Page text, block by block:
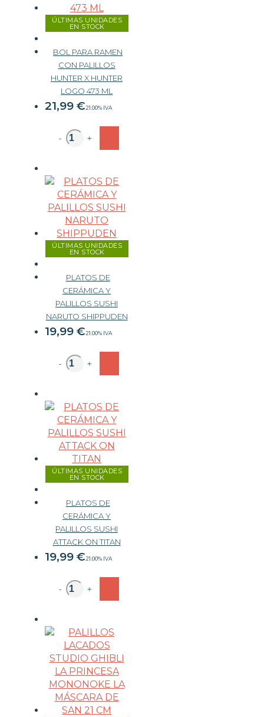
ÚLTIMAS UNIDADES
EN STOCK
BOL PARA RAMEN
CON PALILLOS
HUNTER X HUNTER
LOGO 473 ML
21,99 €21.00% IVA
- +
ÚLTIMAS UNIDADES
EN STOCK
PLATOS DE
CERÁMICA Y
PALILLOS SUSHI
NARUTO SHIPPUDEN
19,99 €21.00% IVA
- +
ÚLTIMAS UNIDADES
EN STOCK
PLATOS DE
CERÁMICA Y
PALILLOS SUSHI
ATTACK ON TITAN
19,99 €21.00% IVA
- +